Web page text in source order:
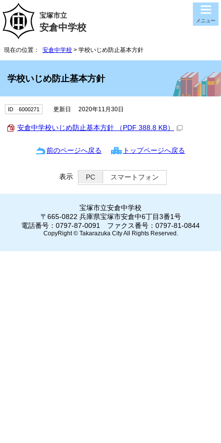
宝塚市立
安倉中学校
メニュー
現在の位置： 安倉中学校 > 学校いじめ防止基本方針
学校いじめ防止基本方針
ID 6000271 更新日 2020年11月30日
安倉中学校いじめ防止基本方針 （PDF 388.8 KB）
前のページへ戻る トップページへ戻る
表示 PC スマートフォン
宝塚市立安倉中学校
〒665-0822 兵庫県宝塚市安倉中6丁目3番1号
電話番号：0797-87-0091 ファクス番号：0797-81-0844
CopyRight © Takarazuka City All Rights Reserved.